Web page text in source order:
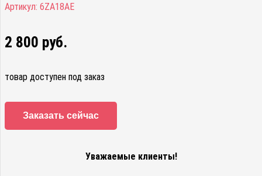
Артикул: 6ZA18AE
2 800 руб.
товар доступен под заказ
Заказать сейчас
Уважаемые клиенты!